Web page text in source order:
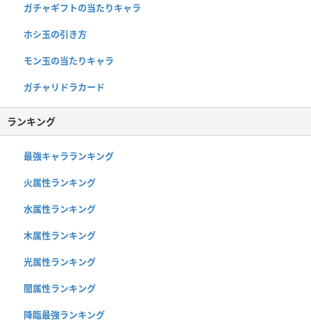
ガチャギフトの当たりキャラ
ホシ玉の引き方
モン玉の当たりキャラ
ガチャリドラカード
ランキング
最強キャラランキング
火属性ランキング
水属性ランキング
木属性ランキング
光属性ランキング
闇属性ランキング
降臨最強ランキング